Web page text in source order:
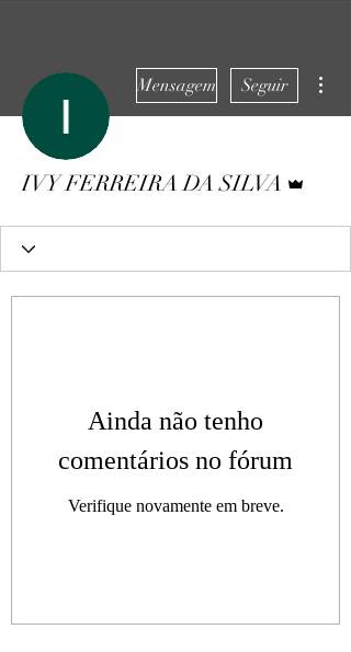
Mensagem Seguir
IVY FERREIRA DA SILVA
Ainda não tenho
comentários no fórum
Verifique novamente em breve.